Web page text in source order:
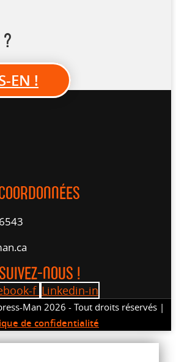
EN !
SUIVEZ-NOUS !
f Linkedin-in
Man 2026 - Tout droits réservés |
de confidentialité